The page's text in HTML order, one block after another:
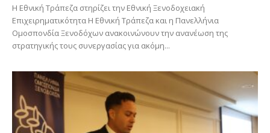
Η Εθνική Τράπεζα στηρίζει την Εθνική Ξενοδοχειακή
Επιχειρηματικότητα Η Εθνική Τράπεζα και η Πανελλήνια
Ομοσπονδία Ξενοδόχων ανακοινώνουν την ανανέωση της
στρατηγικής τους συνεργασίας για ακόμη...